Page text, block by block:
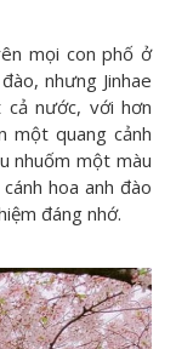
mọi con phố ở
nhưng Jinhae
nước, với hơn
một quang cảnh
nhuốm một màu
hoa anh đào
đáng nhớ.